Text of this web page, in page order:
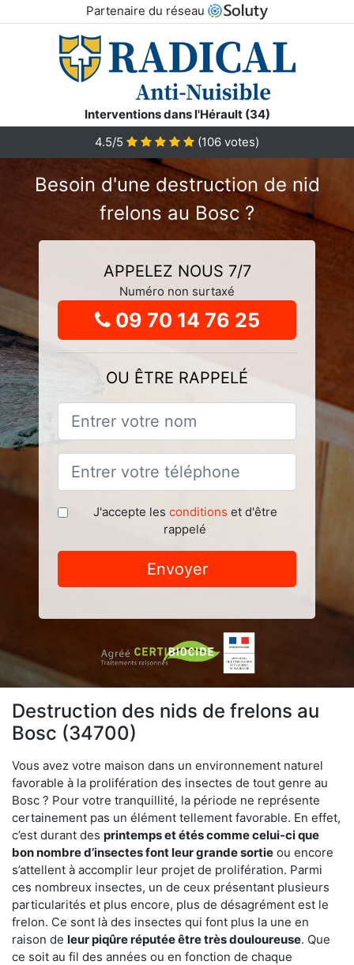
Partenaire du réseau
Interventions dans l'Hérault (34)
4.5/5 (106 votes)
Besoin d'une destruction de nid
frelons au Bosc ?
APPELEZ NOUS 7/7
Numéro non surtaxé
09 70 14 76 25
OU ÊTRE RAPPELÉ
J'accepte les conditions et d'être
rappelé
Envoyer
Destruction des nids de frelons au
Bosc (34700)
Vous avez votre maison dans un environnement naturel
favorable à la prolifération des insectes de tout genre au
Bosc ? Pour votre tranquillité, la période ne représente
certainement pas un élément tellement favorable. En effet,
c’est durant des printemps et étés comme celui-ci que
bon nombre d’insectes font leur grande sortie ou encore
s’attellent à accomplir leur projet de prolifération. Parmi
ces nombreux insectes, un de ceux présentant plusieurs
particularités et plus encore, plus de désagrément est le
frelon. Ce sont là des insectes qui font plus la une en
raison de leur piqûre réputée être très douloureuse. Que
ce soit au fil des années ou en fonction de chaque